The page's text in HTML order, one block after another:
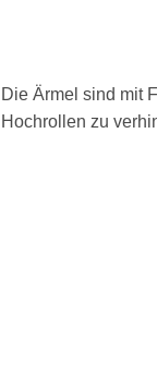
Die Ärmel sind mit
Hochrollen zu